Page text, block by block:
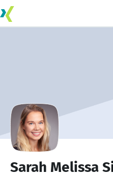
Sarah Melissa